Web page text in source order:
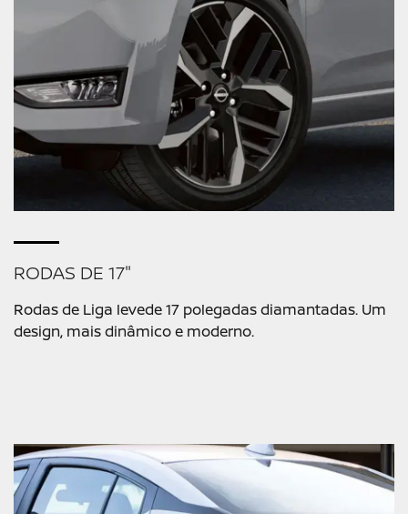
RODAS DE 17"
Rodas de Liga levede 17 polegadas diamantadas. Um
design, mais dinâmico e moderno.